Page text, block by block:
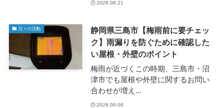
2026.06.21
日々の活動
静岡県三島市【梅雨前に要チェッ
ク】雨漏りを防ぐために確認した
い屋根・外壁のポイント
梅雨が近づくこの時期、三島市・沼
津市でも屋根や外壁に関するお問い
合わせが増え...
2026.06.08